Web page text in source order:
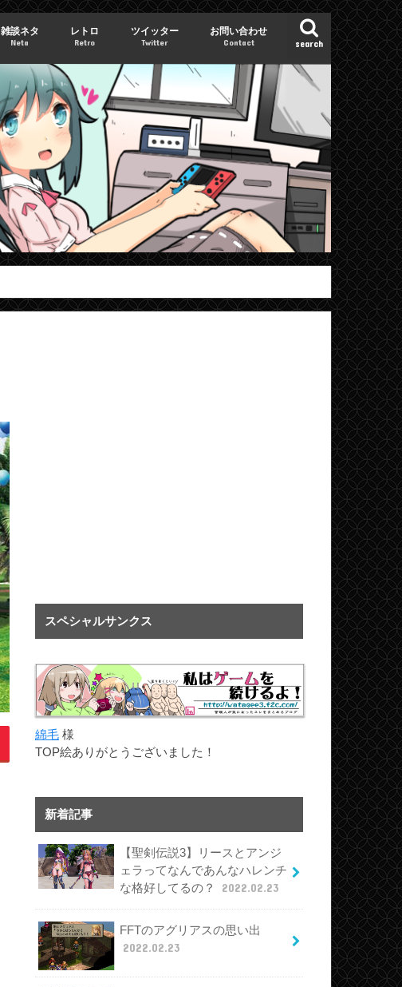
search
雑談ネタ
Neta
レトロ
Retro
ツイッター
Twitter
お問い合わせ
Contact
スペシャルサンクス
綿毛 様
TOP絵ありがとうございました！
新着記事
【聖剣伝説3】リースとアンジ
ェラってなんであんなハレンチ
な格好してるの？
2022.02.23
FFTのアグリアスの思い出
2022.02.23